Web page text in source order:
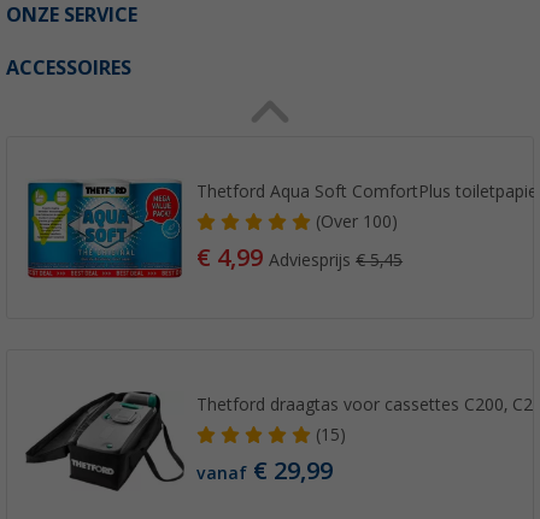
ONZE SERVICE
ACCESSOIRES
Thetford Aqua Soft ComfortPlus
(Over100)
€ 4,99Adviesprijs€ 5,45
Thetford draagtas voor cassettes C200,
(15)
vanaf € 29,99